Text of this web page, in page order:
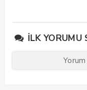
İLK YORUMU
Yorum